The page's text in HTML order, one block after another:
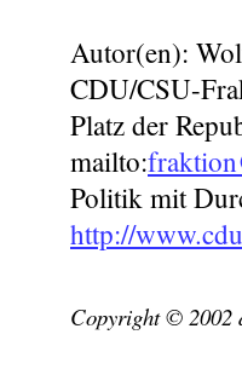
Autor(en):
CDU/CSU-
Platz der
mailto:
Politik mit
http://
Copyright © 2002